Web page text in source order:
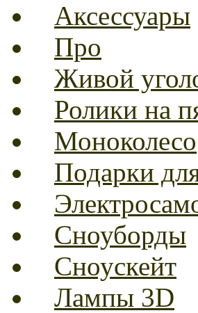
Аксессуары
Про
Живой
Ролики на
Моноколесо
Подарки
Сноуборды
Сноускейт
Лампы 3D